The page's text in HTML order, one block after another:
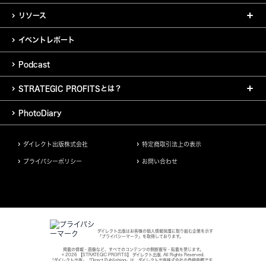
リソース
イベントレポート
Podcast
STRATEGIC PROFITSとは？
PhotoDiary
ダイレクト出版株式会社 特定商取引法上の表示
プライバシーポリシー お問い合わせ
ダイレクト出版はお客様の個人情報保護に取り組む企業を示す
「プライバシーマーク」を取得しております。
掲載の情報・画像など、すべてのコンテンツの無断複写・転載を禁じます。
© 2026 【STRATEGIC PROFITS】 ダイレクト出版. All Rights Reserved.
「ダイレクト出版」「Direct Publishing」は、ダイレクト出版株式会社の登録商標です。